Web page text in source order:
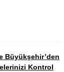
Büyükşehir’den
Kontrol